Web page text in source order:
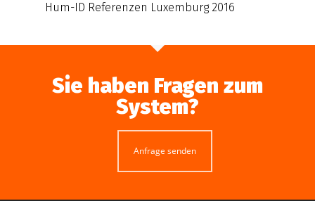
Hum-ID Referenzen Luxemburg 2016
Sie haben Fragen zum
System?
Anfrage senden